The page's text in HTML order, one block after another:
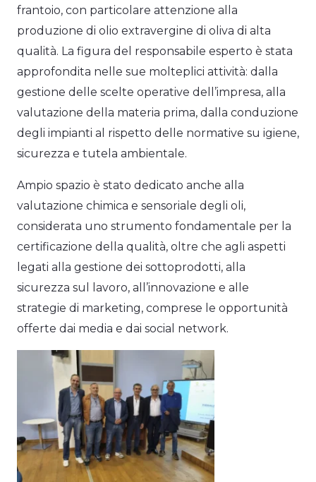
frantoio, con particolare attenzione alla
produzione di olio extravergine di oliva di alta
qualità. La figura del responsabile esperto è stata
approfondita nelle sue molteplici attività: dalla
gestione delle scelte operative dell’impresa, alla
valutazione della materia prima, dalla conduzione
degli impianti al rispetto delle normative su igiene,
sicurezza e tutela ambientale.
Ampio spazio è stato dedicato anche alla
valutazione chimica e sensoriale degli oli,
considerata uno strumento fondamentale per la
certificazione della qualità, oltre che agli aspetti
legati alla gestione dei sottoprodotti, alla
sicurezza sul lavoro, all’innovazione e alle
strategie di marketing, comprese le opportunità
offerte dai media e dai social network.